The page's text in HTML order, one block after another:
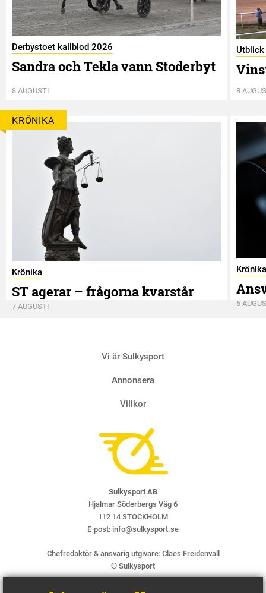
Derbystoet kallblod 2026
Sandra och Tekla vann Stoderbyt
8 AUGUSTI
Utblick
8
KRÖNIKA
Krönika
ST agerar – frågorna kvarstår
7 AUGUSTI
Krönika
6
Vi är Sulkysport
Annonsera
Villkor
Sulkysport AB
Hjalmar Söderbergs Väg 6
112 14 STOCKHOLM
E-post: info@sulkysport.se
Chefredaktör & ansvarig utgivare: Claes Freidenvall
© Sulkysport